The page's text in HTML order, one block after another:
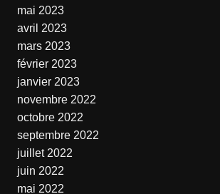
mai 2023
avril 2023
mars 2023
février 2023
janvier 2023
novembre 2022
octobre 2022
septembre 2022
juillet 2022
juin 2022
mai 2022